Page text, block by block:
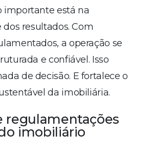
importante está na
resultados. Com
a operação se
e confiável. Isso
de decisão. E fortalece o
da imobiliária.
regulamentações
imobiliário